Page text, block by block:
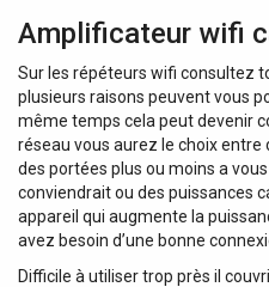
Amplificateur wifi
Sur les répéteurs wifi consultez
plusieurs raisons peuvent vous
même temps cela peut devenir
réseau vous aurez le choix
des portées plus ou moins a
conviendrait ou des puissances
appareil qui augmente la
avez besoin d’une bonne
Difficile à utiliser trop près il